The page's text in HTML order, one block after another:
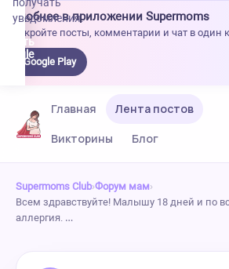
Удобнее в приложении Supermoms
Откройте посты, комментарии и чат в один
Google Play
уведомления.
Главная
Лента постов
Викторины
Блог
Supermoms Club›Форум мам›
Всем здравствуйте! Малышу 18 дней и по
аллергия. …